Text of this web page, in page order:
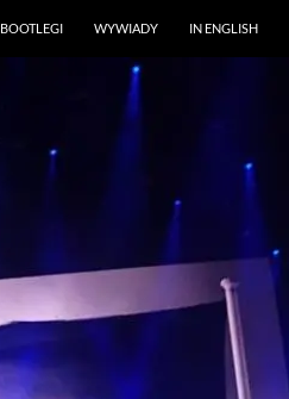
BOOTLEGI WYWIADY IN ENGLISH